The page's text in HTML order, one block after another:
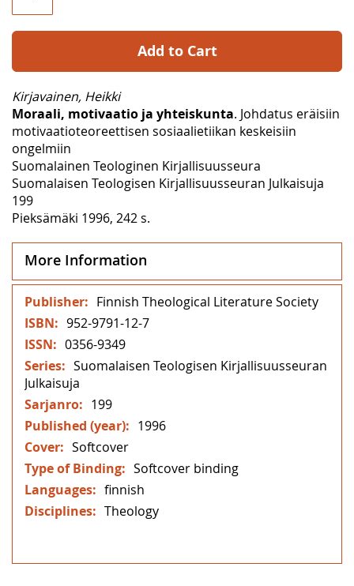
Add to Cart
Kirjavainen, Heikki
Moraali, motivaatio ja yhteiskunta. Johdatus eräisiin
motivaatioteoreettisen sosiaalietiikan keskeisiin
ongelmiin
Suomalainen Teologinen Kirjallisuusseura
Suomalaisen Teologisen Kirjallisuusseuran Julkaisuja
199
Pieksämäki 1996, 242 s.
More Information
More
Information
Finnish Theological Literature Society
952-9791-12-7
0356-9349
Suomalaisen Teologisen Kirjallisuusseuran
Julkaisuja
199
1996
Softcover
Softcover binding
finnish
Theology